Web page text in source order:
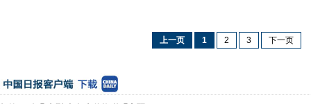
上一页 1 2 3 下一页